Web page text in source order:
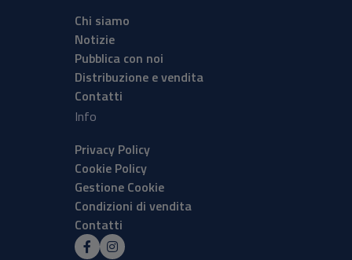
Chi siamo
Notizie
Pubblica con noi
Distribuzione e vendita
Contatti
Info
Privacy Policy
Cookie Policy
Gestione Cookie
Condizioni di vendita
Contatti